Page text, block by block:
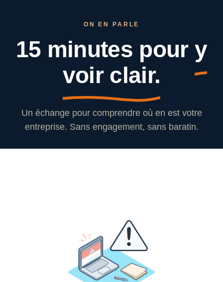
ON EN PARLE
15 minutes pour y
voir clair.
Un échange pour comprendre où en est votre
entreprise. Sans engagement, sans baratin.